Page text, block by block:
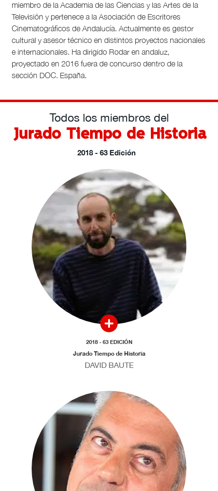
miembro de la Academia de las Ciencias y las Artes de la
Televisión y pertenece a la Asociación de Escritores
Cinematográficos de Andalucía. Actualmente es gestor
cultural y asesor técnico en distintos proyectos nacionales
e internacionales. Ha dirigido Rodar en andaluz,
proyectado en 2016 fuera de concurso dentro de la
sección DOC. España.
Todos los miembros del
Jurado Tiempo de Historia
2018 - 63 Edición
2018 - 63 EDICIÓN
Jurado Tiempo de Historia
DAVID BAUTE